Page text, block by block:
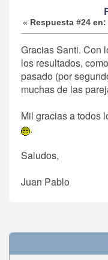
« Respuesta #24 en:
Gracias Santi. Con
los resultados,
pasado (por
muchas de las
Mil gracias a todos
.
Saludos,
Juan Pablo